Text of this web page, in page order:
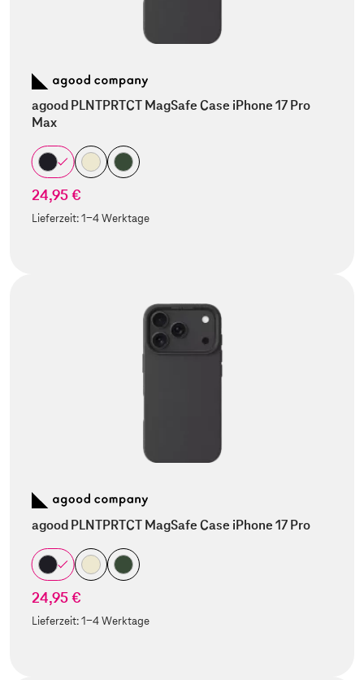
agood PLNTPRTCT MagSafe Case iPhone 17 Pro
Max
24,95 €
Lieferzeit:1-4 Werktage
agood PLNTPRTCT MagSafe Case iPhone 17 Pro
24,95 €
Lieferzeit:1-4 Werktage